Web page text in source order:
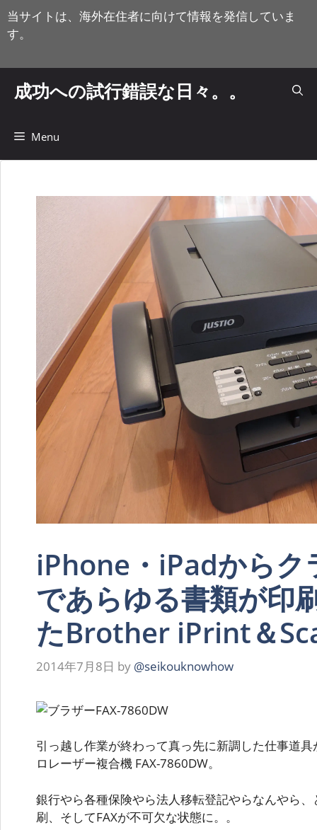
コ
ン
テ
当サイトは、海外在住者に向けて情報を発信していま
す。
成功への試行錯誤な日々。。
Menu
iPhone・iPadからク
であらゆる書類が印
たBrother iPrint＆
2014年7月8日 by @seikouknowhow
引っ越し作業が終わって真っ先に新調した仕事道具
ロレーザー複合機 FAX-7860DW。
銀行やら各種保険やら法人移転登記やらなんやら
刷、そしてFAXが不可欠な状態に。。